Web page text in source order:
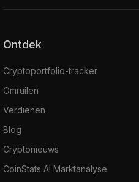
Ontdek
Cryptoportfolio-tracker
Omruilen
Verdienen
Blog
Cryptonieuws
CoinStats AI Marktanalyse